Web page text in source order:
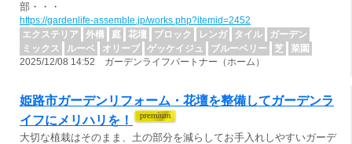
部・・・
https://gardenlife-assemble.jp/works.php?itemid=2452
エクステリア
外構 庭 花壇 ブロック レンガ タイル
ガーデン
ミックス
ルーベ オリーブ ゲッケイジュ ブルーベリー 芝
菜園
2025/12/08 14:52 ガーデンライフパートナー（ホーム）
姫路市ガーデンリフォーム・花壇を整備してガーデンラ
イフにメリハリを！
大切な植栽はそのまま、土の部分を減らしてお手入れしやすいガーデ